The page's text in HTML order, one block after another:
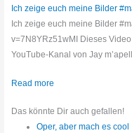
Ich zeige euch meine Bilder
Ich zeige euch meine Bilder
v=7N8YRz51wMI Dieses
YouTube-Kanal von Jay
Read more
Das könnte Dir auch gefallen!
Oper, aber mach es cool